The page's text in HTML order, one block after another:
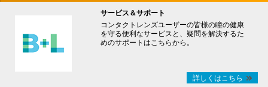
サービス＆サポート
コンタクトレンズユーザーの皆様の瞳の健康
を守る便利なサービスと、疑問を解決するた
めのサポートはこちらから。
詳しくはこちら